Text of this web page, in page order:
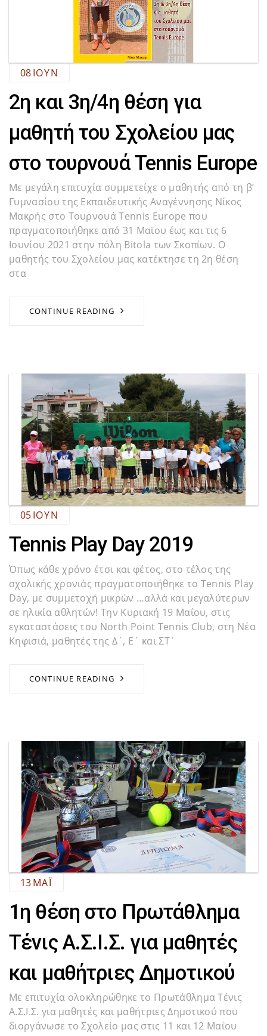
08ΙΟΎΝ
2η και 3η/4η θέση για
μαθητή του Σχολείου μας
στο τουρνουά Tennis Europe
Με μεγάλη επιτυχία συμμετείχε ο μαθητής από τη β’
Γυμνασίου της Εκπαιδευτικής Αναγέννησης Νίκος
Μακρής στο Τουρνουά Tennis Europe που
πραγματοποιήθηκε από 31 Μαϊου έως και τις 6
Ιουνίου 2021 στην πόλη Bitola των Σκοπίων. Ο
μαθητής του Σχολείου μας κατέκτησε τη 2η θέση
στα
CONTINUE READING
05ΙΟΎΝ
Tennis Play Day 2019
Όπως κάθε χρόνο έτσι και φέτος, στο τέλος της
σχολικής χρονιάς πραγματοποιήθηκε το Tennis Play
Day, με συμμετοχή μικρών …αλλά και μεγαλύτερων
σε ηλικία αθλητών! Την Κυριακή 19 Μαΐου, στις
εγκαταστάσεις του North Point Tennis Club, στη Νέα
Κηφισιά, μαθητές της Δ΄, Ε΄ και ΣΤ΄
CONTINUE READING
13ΜΆΙ
1η θέση στο Πρωτάθλημα
Τένις Α.Σ.Ι.Σ. για μαθητές
και μαθήτριες Δημοτικού
Με επιτυχία ολοκληρώθηκε το Πρωτάθλημα Τένις
Α.Σ.Ι.Σ. για μαθητές και μαθήτριες Δημοτικού που
διοργάνωσε το Σχολείο μας στις 11 και 12 Μαΐου